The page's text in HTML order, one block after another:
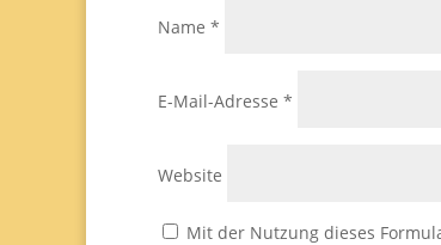
Name *
E-Mail-Adresse *
Website
Mit der Nutzung dieses